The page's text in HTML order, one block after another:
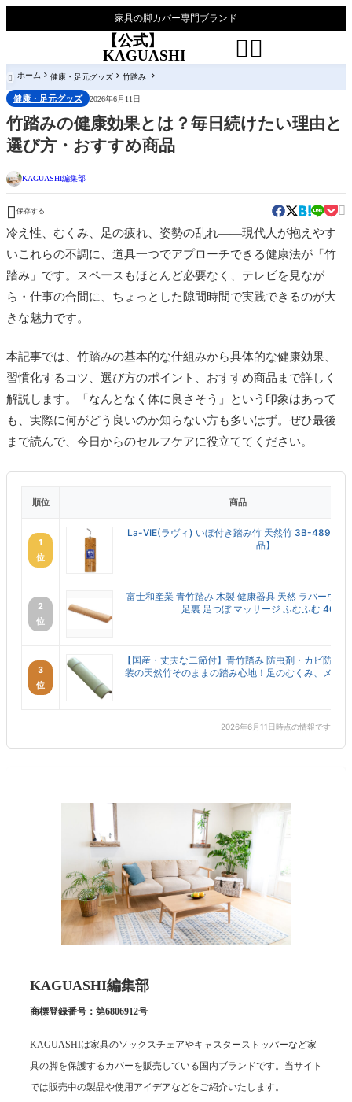
家具の脚カバー専門ブランド
【公式】
KAGUASHI

 ホーム 健康・足元グッズ 竹踏み
健康・足元グッズ 2026年6月11日
竹踏みの健康効果とは？毎日続けたい理由と
選び方・おすすめ商品
KAGUASHI編集部
 保存する 
冷え性、むくみ、足の疲れ、姿勢の乱れ——現代人が抱えやす
いこれらの不調に、道具一つでアプローチできる健康法が「竹
踏み」です。スペースもほとんど必要なく、テレビを見なが
ら・仕事の合間に、ちょっとした隙間時間で実践できるのが大
きな魅力です。
本記事では、竹踏みの基本的な仕組みから具体的な健康効果、
習慣化するコツ、選び方のポイント、おすすめ商品まで詳しく
解説します。「なんとなく体に良さそう」という印象はあって
も、実際に何がどう良いのか知らない方も多いはず。ぜひ最後
まで読んで、今日からのセルフケアに役立ててください。
順位 商品
1
位
La-VIE(ラヴィ) いぼ付き踏み竹 天然竹 3B-4899【
品】
2
位
富士和産業 青竹踏み 木製 健康器具 天然 ラバーウッ
足裏 足つぼ マッサージ ふむふむ 40cm
3
位
【国産・丈夫な二節付】青竹踏み 防虫剤・カビ防止
装の天然竹そのままの踏み心地！足のむくみ、メタ
2026年6月11日時点の情報です
KAGUASHI編集部
商標登録番号：第6806912号
KAGUASHIは家具のソックスチェアやキャスターストッパーなど家
具の脚を保護するカバーを販売している国内ブランドです。当サイト
では販売中の製品や使用アイデアなどをご紹介いたします。